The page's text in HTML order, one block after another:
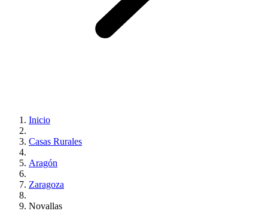
Inicio
Casas Rurales
Aragón
Zaragoza
Novallas